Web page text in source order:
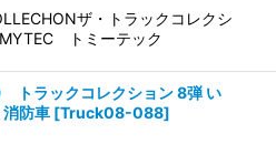
ザ・トラックコレクシ
トミーテック
トラックコレクション 8弾 い
防車 [Truck08-088]